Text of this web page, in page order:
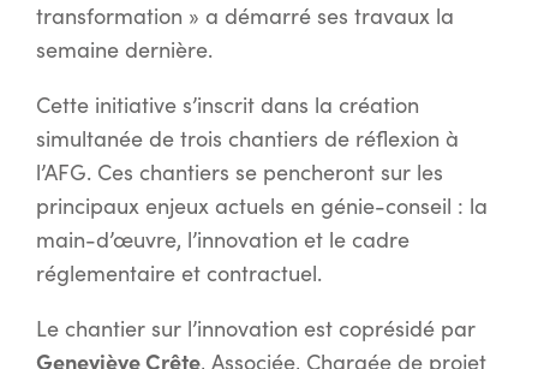
transformation » a démarré ses travaux la
semaine dernière.
Cette initiative s’inscrit dans la création
simultanée de trois chantiers de réflexion à
l’AFG. Ces chantiers se pencheront sur les
principaux enjeux actuels en génie-conseil : la
main-d’œuvre, l’innovation et le cadre
réglementaire et contractuel.
Le chantier sur l’innovation est coprésidé par
Geneviève Crête, Associée, Chargée de projet